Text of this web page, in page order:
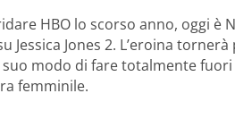
HBO lo scorso anno, oggi è
Jones 2. L’eroina
modo di fare totalmente
femminile.